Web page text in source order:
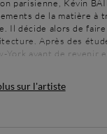
parisienne, Kévin
de la matière à
Il décide alors de
Après des
York avant de
: la création. Il
sur l'artiste